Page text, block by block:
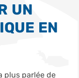
UN
EN
plus parlée de